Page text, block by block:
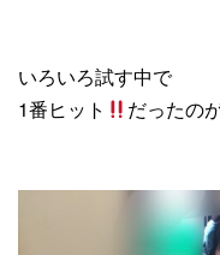
いろいろ試す中で
1番ヒット
だったの